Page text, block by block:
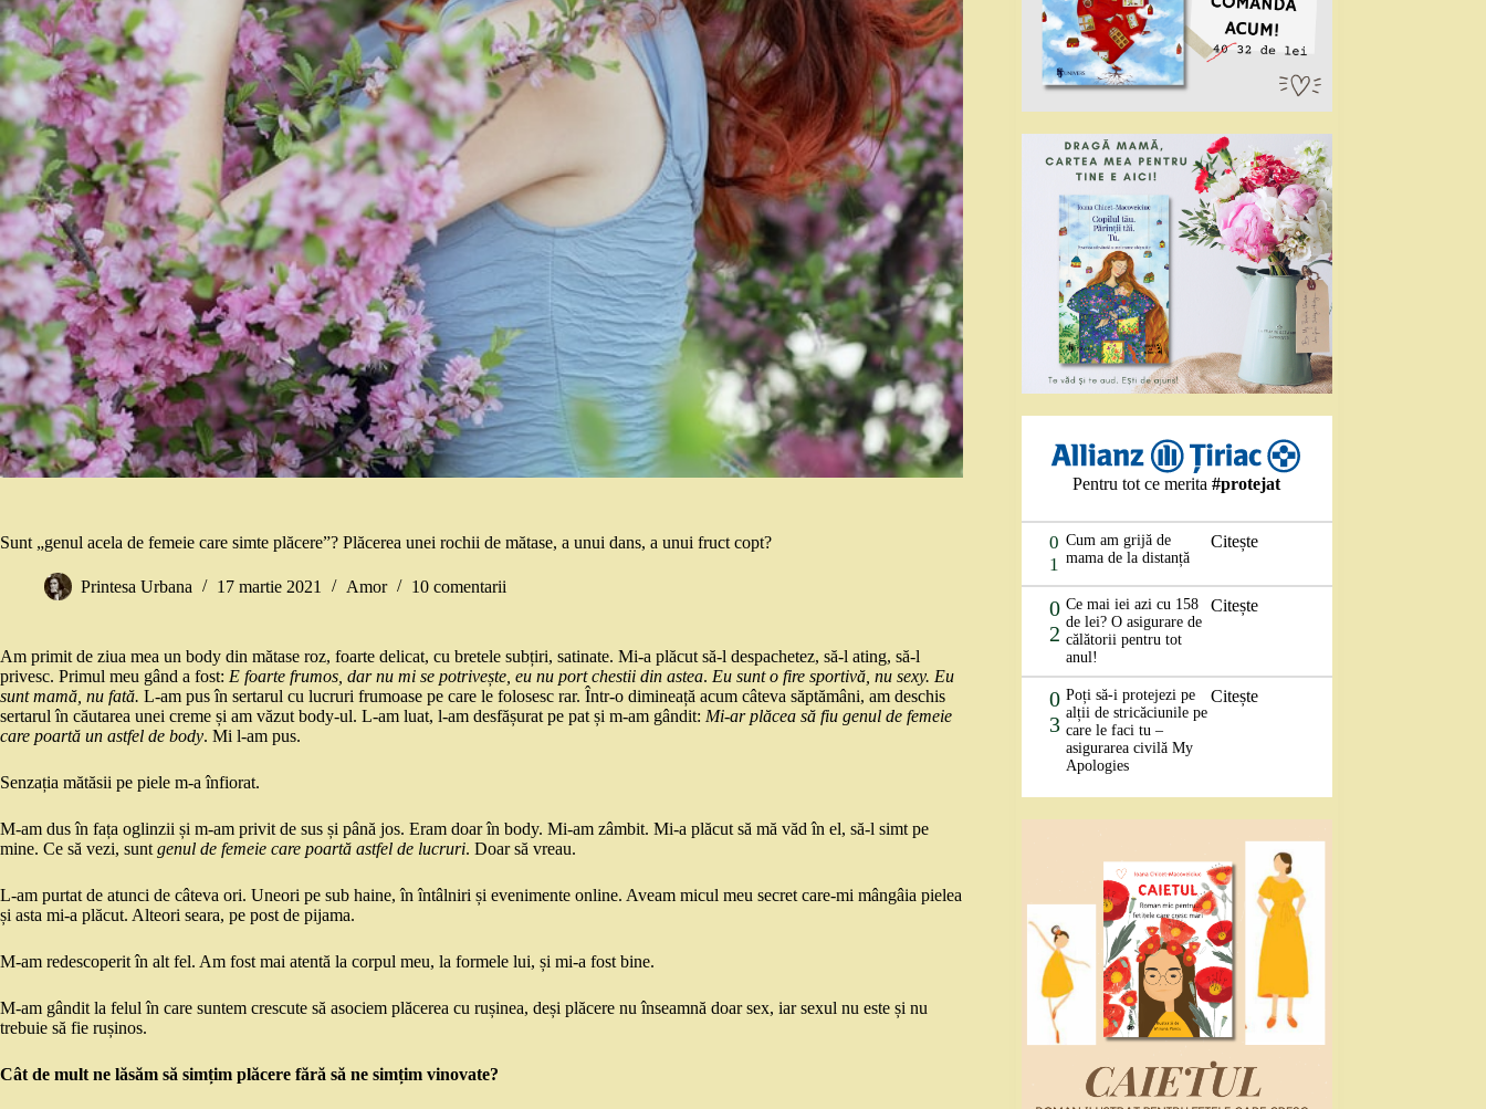
Sunt „genul acela de femeie care simte plăcere”? Plăcerea unei rochii de mătase, a unui dans, a unui fruct copt?
Printesa Urbana 17 martie 2021 Amor 10 comentarii
Am primit de ziua mea un body din mătase roz, foarte delicat, cu bretele subțiri, satinate. Mi-a plăcut să-l despachetez, să-l ating, să-l
privesc. Primul meu gând a fost: E foarte frumos, dar nu mi se potrivește, eu nu port chestii din astea. Eu sunt o fire sportivă, nu sexy. Eu
sunt mamă, nu fată. L-am pus în sertarul cu lucruri frumoase pe care le folosesc rar. Într-o dimineață acum câteva săptămâni, am deschis
sertarul în căutarea unei creme și am văzut body-ul. L-am luat, l-am desfășurat pe pat și m-am gândit: Mi-ar plăcea să fiu genul de femeie
care poartă un astfel de body. Mi l-am pus.
Senzația mătăsii pe piele m-a înfiorat.
M-am dus în fața oglinzii și m-am privit de sus și până jos. Eram doar în body. Mi-am zâmbit. Mi-a plăcut să mă văd în el, să-l simt pe
mine. Ce să vezi, sunt genul de femeie care poartă astfel de lucruri. Doar să vreau.
L-am purtat de atunci de câteva ori. Uneori pe sub haine, în întâlniri și evenimente online. Aveam micul meu secret care-mi mângâia pielea
și asta mi-a plăcut. Alteori seara, pe post de pijama.
M-am redescoperit în alt fel. Am fost mai atentă la corpul meu, la formele lui, și mi-a fost bine.
M-am gândit la felul în care suntem crescute să asociem plăcerea cu rușinea, deși plăcere nu înseamnă doar sex, iar sexul nu este și nu
trebuie să fie rușinos.
Cât de mult ne lăsăm să simțim plăcere fără să ne simțim vinovate?
Pentru tot ce merita#protejat
0
1
Cum am grijă de
mama de la distanță
Citește
0
2
Ce mai iei azi cu 158
de lei? O asigurare de
călătorii pentru tot
anul!
Citește
0
3
Poți să-i protejezi pe
alții de stricăciunile pe
care le faci tu –
asigurarea civilă My
Apologies
Citește